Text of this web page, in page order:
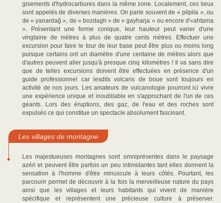
gisements d'hydrocarbures dans la même zone. Localement, ces lieux
sont appelés de diverses manières. On parle souvent de « pilpila », ou
de « yanardağ », de « bozdagh » de « gayharja » ou encore d'«ahtama
». Présentant une forme conique, leur hauteur peut varier d'une
vingtaine de mètres à plus de quatre cents mètres. Effectuer une
excursion pour faire le tour de leur base peut être plus ou moins long
puisque certains ont un diamètre d'une centaine de mètres alors que
d'autres peuvent aller jusqu'à presque cinq kilomètres ! Il va sans dire
que de telles excursions doivent être effectuées en présence d'un
guide professionnel car lesdits volcans de boue sont toujours en
activité de nos jours. Les amateurs de vulcanologie pourront ici vivre
une expérience unique et inoubliable en s'approchant de l'un de ces
géants. Lors des éruptions, des gaz, de l'eau et des roches sont
expulsés ce qui constitue un spectacle absolument fascinant.
Les villages de montagne
Les majestueuses montagnes sont omniprésentes dans le paysage
azéri et peuvent être parfois un peu intimidantes tant elles donnent la
sensation à l'homme d'être minuscule à leurs côtés. Pourtant, les
parcourir permet de découvrir à la fois la merveilleuse nature du pays
ainsi que les villages et leurs habitants qui vivent de manière
spécifique et représentent une précieuse culture à préserver.